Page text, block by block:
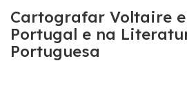
Cartografar Voltaire
Portugal e na
Portuguesa